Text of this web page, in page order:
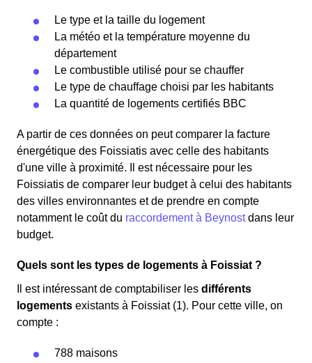
Le type et la taille du logement
La météo et la température moyenne du
département
Le combustible utilisé pour se chauffer
Le type de chauffage choisi par les habitants
La quantité de logements certifiés BBC
A partir de ces données on peut comparer la facture
énergétique des Foissiatis avec celle des habitants
d'une ville à proximité. Il est nécessaire pour les
Foissiatis de comparer leur budget à celui des habitants
des villes environnantes et de prendre en compte
notamment le coût du raccordement à Beynostdans leur
budget.
Quels sont les types de logements à Foissiat ?
Il est intéressant de comptabiliser les différents
logements existants à Foissiat (1). Pour cette ville, on
compte :
788 maisons